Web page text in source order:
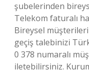
şubelerinden
Telekom faturalı
Bireysel
geçiş talebinizi
0 378 numaralı
iletebilirsiniz.